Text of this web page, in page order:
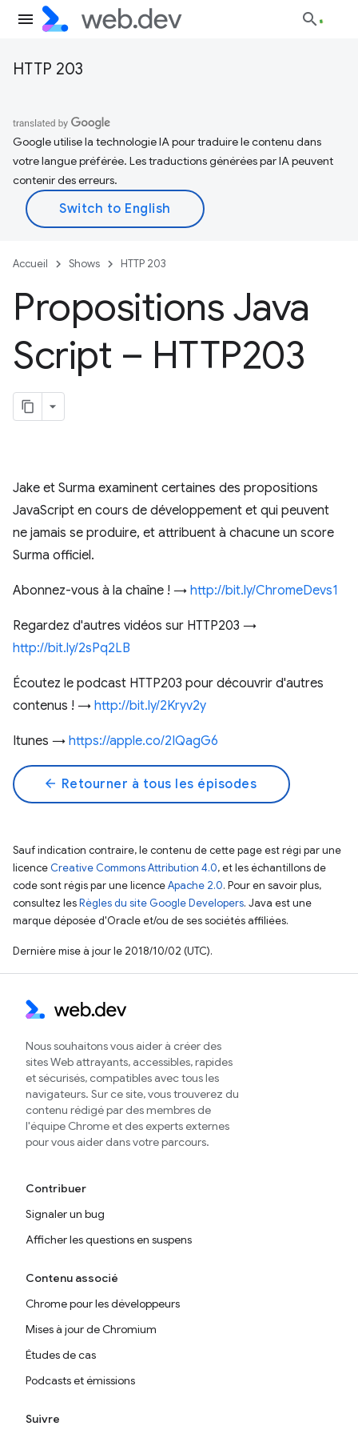
HTTP 203
Google utilise la technologie IA pour traduire le contenu dans
votre langue préférée. Les traductions générées par IA peuvent
contenir des erreurs.
Accueil Shows HTTP 203
Propositions Java
Script – HTTP203
Jake et Surma examinent certaines des propositions
JavaScript en cours de développement et qui peuvent
ne jamais se produire, et attribuent à chacune un score
Surma officiel.
Abonnez-vous à la chaîne ! → http://bit.ly/ChromeDevs1
Regardez d'autres vidéos sur HTTP203 →
http://bit.ly/2sPq2LB
Écoutez le podcast HTTP203 pour découvrir d'autres
contenus ! → http://bit.ly/2Kryv2y
Itunes → https://apple.co/2IQagG6
arrow_back Retourner à tous les épisodes
Sauf indication contraire, le contenu de cette page est régi par une
licence Creative Commons Attribution 4.0, et les échantillons de
code sont régis par une licenceApache 2.0. Pour en savoir plus,
consultez lesRègles du site Google Developers. Java est une
marque déposée d'Oracle et/ou de ses sociétés affiliées.
Dernière mise à jour le 2018/10/02 (UTC).
Nous souhaitons vous aider à créer des
sites Web attrayants, accessibles, rapides
et sécurisés, compatibles avec tous les
navigateurs. Sur ce site, vous trouverez du
contenu rédigé par des membres de
l'équipe Chrome et des experts externes
pour vous aider dans votre parcours.
Contribuer
Signaler un bug
Afficher les questions en suspens
Contenu associé
Chrome pour les développeurs
Mises à jour de Chromium
Études de cas
Podcasts et émissions
Suivre